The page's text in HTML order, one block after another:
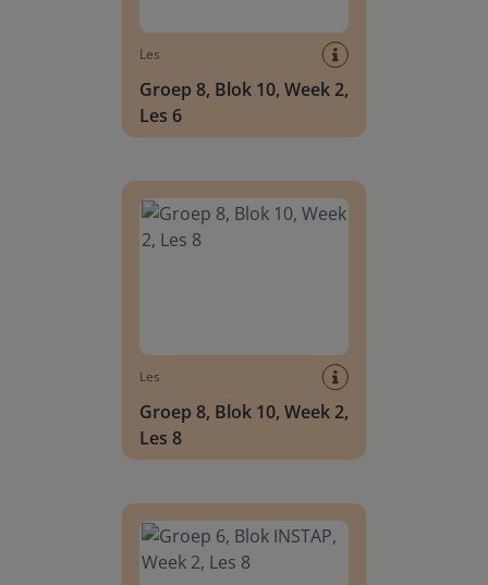
Les
Groep 8, Blok 10, Week 2,
Les 6
Les
Groep 8, Blok 10, Week 2,
Les 8